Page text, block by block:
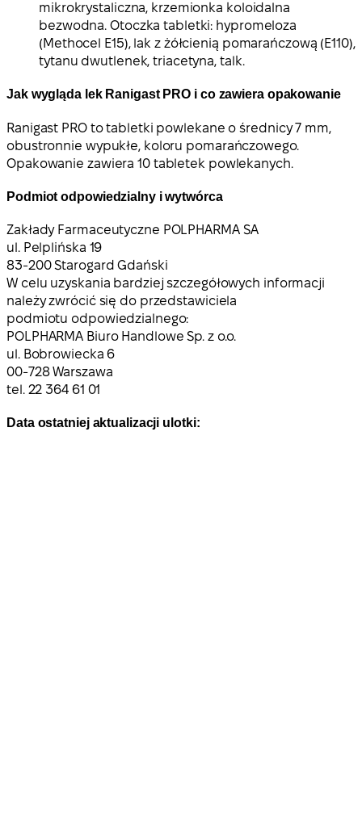
mikrokrystaliczna, krzemionka koloidalna
bezwodna. Otoczka tabletki: hypromeloza
(Methocel E15), lak z żółcienią pomarańczową (E110),
tytanu dwutlenek, triacetyna, talk.
Jak wygląda lek Ranigast PRO i co zawiera opakowanie
Ranigast PRO to tabletki powlekane o średnicy 7 mm,
obustronnie wypukłe, koloru pomarańczowego.
Opakowanie zawiera 10 tabletek powlekanych.
Podmiot odpowiedzialny i wytwórca
Zakłady Farmaceutyczne POLPHARMA SA
ul. Pelplińska 19
83-200 Starogard Gdański
W celu uzyskania bardziej szczegółowych informacji
należy zwrócić się do przedstawiciela
podmiotu odpowiedzialnego:
POLPHARMA Biuro Handlowe Sp. z o.o.
ul. Bobrowiecka 6
00-728 Warszawa
tel. 22 364 61 01
Data ostatniej aktualizacji ulotki: